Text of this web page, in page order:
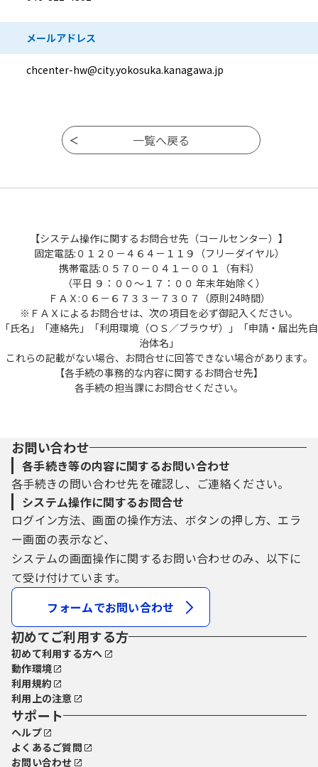
メールアドレス
chcenter-hw@city.yokosuka.kanagawa.jp
【システム操作に関するお問合せ先（コールセンター）】
固定電話:０１２０－４６４－１１９（フリーダイヤル）
携帯電話:０５７０－０４１－００１（有料）
（平日 ９：００～１７：００ 年末年始除く）
ＦＡＸ:０６－６７３３－７３０７（原則24時間）
※ＦＡＸによるお問合せは、次の項目を必ず御記入ください。
「氏名」「連絡先」「利用環境（ＯＳ／ブラウザ）」「申請・届出先自
治体名」
これらの記載がない場合、お問合せに回答できない場合があります。
【各手続の事務的な内容に関するお問合せ先】
各手続の担当課にお問合せください。
お問い合わせ
各手続き等の内容に関するお問い合わせ
各手続きの問い合わせ先を確認し、ご連絡ください。
システム操作に関するお問合せ
ログイン方法、画面の操作方法、ボタンの押し方、エラ
ー画面の表示など、
システムの画面操作に関するお問い合わせのみ、以下に
て受け付けています。
フォームでお問い合わせ
初めてご利用する方
初めて利用する方へ
動作環境
利用規約
利用上の注意
サポート
ヘルプ
よくあるご質問
お問い合わせ